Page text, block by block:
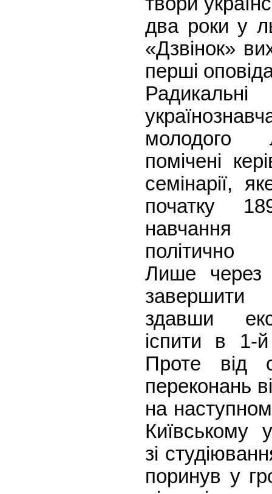
два роки у
«Дзвінок»
перші
молодого
помічені
семінарії,
початку
політично
Лише через
завершити
здавши
іспити в 1-й
Проте від
переконань
на
Київському
зі
поринув у